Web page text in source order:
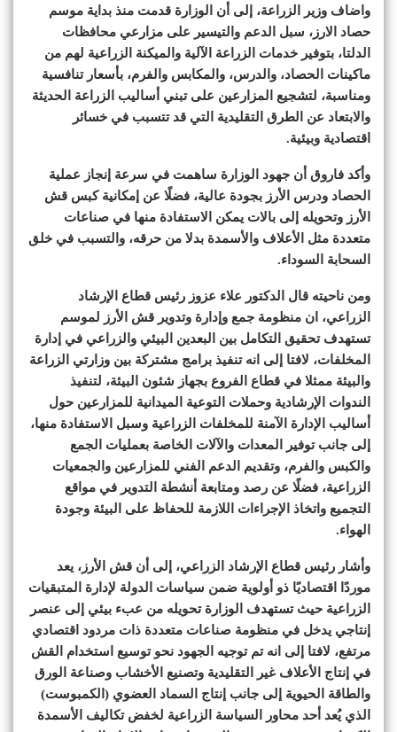
واضاف وزير الزراعة، إلى أن الوزارة قدمت منذ بداية موسم
حصاد الارز، سبل الدعم والتيسير على مزارعي محافظات
الدلتا، بتوفير خدمات الزراعة الآلية والميكنة الزراعية لهم من
ماكينات الحصاد، والدرس، والمكابس والفرم، بأسعار تنافسية
ومناسبة، لتشجيع المزارعين على تبني أساليب الزراعة الحديثة
والابتعاد عن الطرق التقليدية التي قد تتسبب في خسائر
اقتصادية وبيئية.
وأكد فاروق أن جهود الوزارة ساهمت في سرعة إنجاز عملية
الحصاد ودرس الأرز بجودة عالية، فضلًا عن إمكانية كبس قش
الأرز وتحويله إلى بالات يمكن الاستفادة منها في صناعات
متعددة مثل الأعلاف والأسمدة بدلا من حرقه، والتسبب في خلق
السحابة السوداء.
ومن ناحيته قال الدكتور علاء عزوز رئيس قطاع الإرشاد
الزراعي، ان منظومة جمع وإدارة وتدوير قش الأرز لموسم
تستهدف تحقيق التكامل بين البعدين البيئي والزراعي في إدارة
المخلفات، لافتا إلى انه تنفيذ برامج مشتركة بين وزارتي الزراعة
والبيئة ممثلا في قطاع الفروع بجهاز شئون البيئة، لتنفيذ
الندوات الإرشادية وحملات التوعية الميدانية للمزارعين حول
أساليب الإدارة الآمنة للمخلفات الزراعية وسبل الاستفادة منها،
إلى جانب توفير المعدات والآلات الخاصة بعمليات الجمع
والكبس والفرم، وتقديم الدعم الفني للمزارعين والجمعيات
الزراعية، فضلًا عن رصد ومتابعة أنشطة التدوير في مواقع
التجميع واتخاذ الإجراءات اللازمة للحفاظ على البيئة وجودة
الهواء.
وأشار رئيس قطاع الإرشاد الزراعي، إلى أن قش الأرز، يعد
موردًا اقتصاديًا ذو أولوية ضمن سياسات الدولة لإدارة المتبقيات
الزراعية حيث تستهدف الوزارة تحويله من عبء بيئي إلى عنصر
إنتاجي يدخل في منظومة صناعات متعددة ذات مردود اقتصادي
مرتفع، لافتا إلى انه تم توجيه الجهود نحو توسيع استخدام القش
في إنتاج الأعلاف غير التقليدية وتصنيع الأخشاب وصناعة الورق
والطاقة الحيوية إلى جانب إنتاج السماد العضوي (الكمبوست)
الذي يُعد أحد محاور السياسة الزراعية لخفض تكاليف الأسمدة